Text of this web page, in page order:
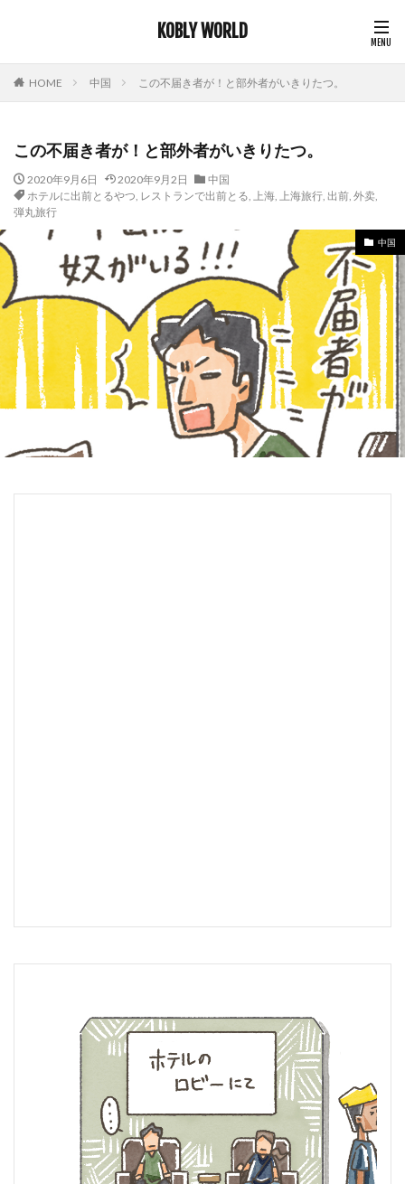
KOBLY WORLD
HOME 中国 この不届き者が！と部外者がいきりたつ。
この不届き者が！と部外者がいきりたつ。
2020年9月6日 2020年9月2日
中国
ホテルに出前とるやつ, レストランで出前とる, 上海, 上海旅行, 出前, 外卖,
弾丸旅行
中国